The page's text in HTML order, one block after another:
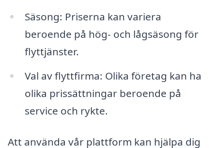
Säsong: Priserna kan variera
beroende på hög- och lågsäsong för
flyttjänster.
Val av flyttfirma: Olika företag kan ha
olika prissättningar beroende på
service och rykte.
Att använda vår plattform kan hjälpa dig